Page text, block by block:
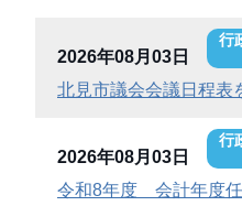
2026年08月03日
行
北見市議会会議日程表
2026年08月03日
行
令和8年度 会計年度